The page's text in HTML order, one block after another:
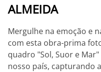
ALMEIDA
Mergulhe na emoção e
com esta obra-prima
quadro "Sol, Suor e
nosso país, capturando